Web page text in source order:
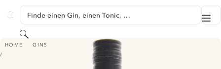
GINVENTORY
Finde einen Gin, einen Tonic, …
Suchen
HOME GINS
ÍBERA GIN AURANTIUM